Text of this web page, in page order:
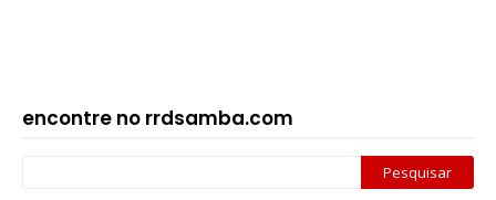
encontre no rrdsamba.com